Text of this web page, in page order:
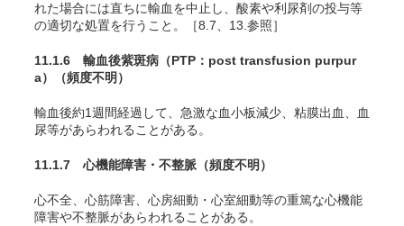
れた場合には直ちに輸血を中止し、酸素や利尿剤の投与等
の適切な処置を行うこと。［8.7、13.参照］
11.1.6 輸血後紫斑病（PTP：post transfusion purpur
a）
（頻度不明）
輸血後約1週間経過して、急激な血小板減少、粘膜出血、血
尿等があらわれることがある 。
11.1.7 心機能障害・不整脈 （頻度不明）
心不全、心筋障害、心房細動・心室細動等の重篤な心機能
障害や不整脈があらわれることがある。